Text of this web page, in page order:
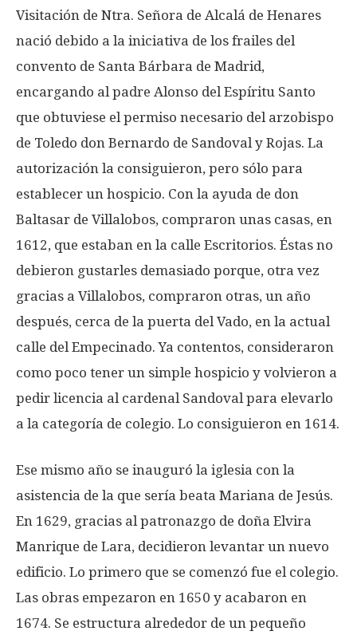
Visitación de Ntra. Señora de Alcalá de Henares
nació debido a la iniciativa de los frailes del
convento de Santa Bárbara de Madrid,
encargando al padre Alonso del Espíritu Santo
que obtuviese el permiso necesario del arzobispo
de Toledo don Bernardo de Sandoval y Rojas. La
autorización la consiguieron, pero sólo para
establecer un hospicio. Con la ayuda de don
Baltasar de Villalobos, compraron unas casas, en
1612, que estaban en la calle Escritorios. Éstas no
debieron gustarles demasiado porque, otra vez
gracias a Villalobos, compraron otras, un año
después, cerca de la puerta del Vado, en la actual
calle del Empecinado. Ya contentos, consideraron
como poco tener un simple hospicio y volvieron a
pedir licencia al cardenal Sandoval para elevarlo
a la categoría de colegio. Lo consiguieron en 1614.
Ese mismo año se inauguró la iglesia con la
asistencia de la que sería beata Mariana de Jesús.
En 1629, gracias al patronazgo de doña Elvira
Manrique de Lara, decidieron levantar un nuevo
edificio. Lo primero que se comenzó fue el colegio.
Las obras empezaron en 1650 y acabaron en
1674. Se estructura alrededor de un pequeño